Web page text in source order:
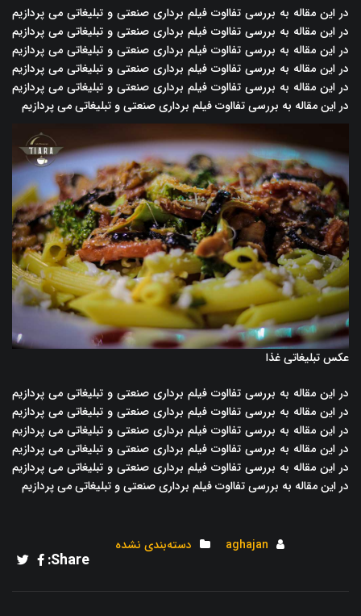
در این مقاله به بررسی تفااوت فیلم برداری صنعتی و تبلیغاتی می پردازیم
در این مقاله به بررسی تفااوت فیلم برداری صنعتی و تبلیغاتی می پردازیم
در این مقاله به بررسی تفااوت فیلم برداری صنعتی و تبلیغاتی می پردازیم
در این مقاله به بررسی تفااوت فیلم برداری صنعتی و تبلیغاتی می پردازیم
در این مقاله به بررسی تفااوت فیلم برداری صنعتی و تبلیغاتی می پردازیم
در این مقاله به بررسی تفااوت فیلم برداری صنعتی و تبلیغاتی می پردازیم
عکس تبلیغاتی غذا
در این مقاله به بررسی تفااوت فیلم برداری صنعتی و تبلیغاتی می پردازیم
در این مقاله به بررسی تفااوت فیلم برداری صنعتی و تبلیغاتی می پردازیم
در این مقاله به بررسی تفااوت فیلم برداری صنعتی و تبلیغاتی می پردازیم
در این مقاله به بررسی تفااوت فیلم برداری صنعتی و تبلیغاتی می پردازیم
در این مقاله به بررسی تفااوت فیلم برداری صنعتی و تبلیغاتی می پردازیم
در این مقاله به بررسی تفااوت فیلم برداری صنعتی و تبلیغاتی می پردازیم
aghajan دسته‌بندی نشده
Share: